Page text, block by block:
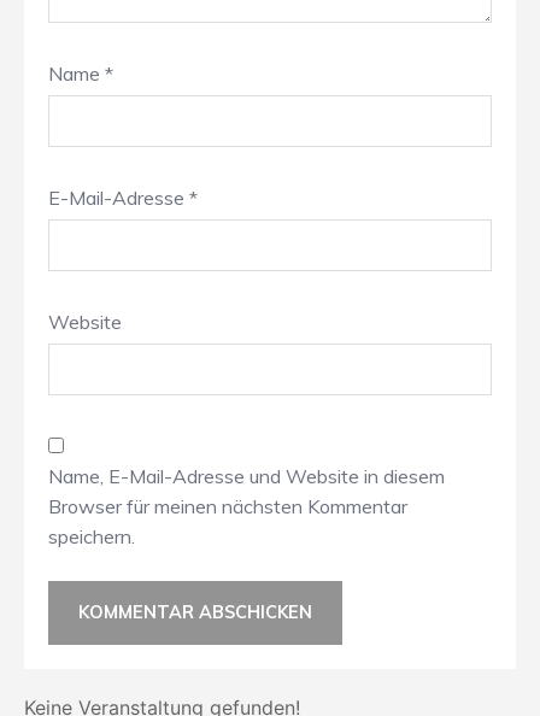
Name *
E-Mail-Adresse *
Website
Name, E-Mail-Adresse und Website in diesem
Browser für meinen nächsten Kommentar
speichern.
Keine Veranstaltung gefunden!